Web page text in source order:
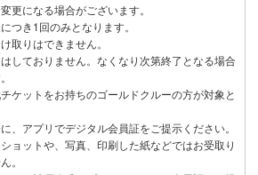
更になる場合がございます。
つき1回のみとなります。
取りはできません。
はしておりません。なくなり次第終了となる場合
チケットをお持ちのゴールドクルーの方が対象と
、アプリでデジタル会員証をご提示ください。
ョットや、写真、印刷した紙などではお受取り
。